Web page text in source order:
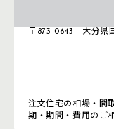
〒873-0643 大分県
注文住宅の相場・間
期・期間・費用のご